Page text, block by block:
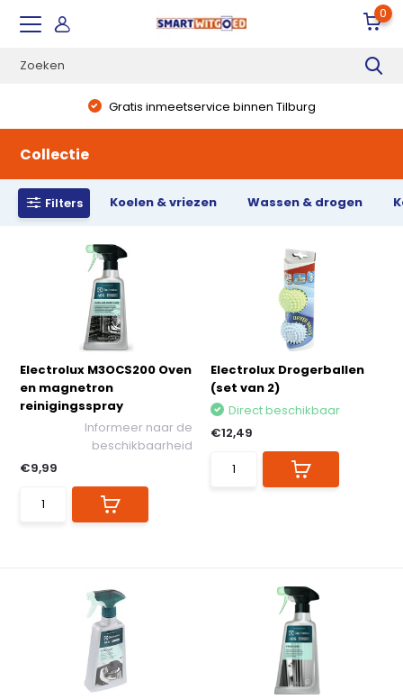
0
Gratis inmeetservice binnen Tilburg
Collectie
Filters Koelen & vriezen Wassen & drogen
Electrolux M3OCS200 Oven
en magnetron
reinigingsspray
Informeer naar de
beschikbaarheid
€9,99
Electrolux Drogerballen
(set van 2)
Direct beschikbaar
€12,49